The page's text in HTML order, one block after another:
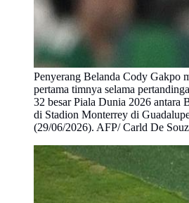
Penyerang Belanda Cody Gakpo
pertama timnya selama
32 besar Piala Dunia 2026 antara
di Stadion Monterrey di
(29/06/2026). AFP/ Carld De